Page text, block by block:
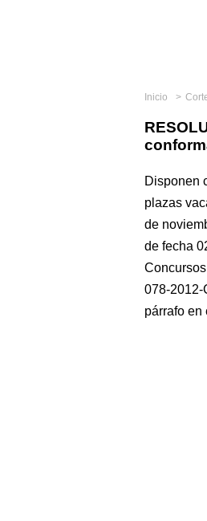
Inicio
Disponen
plazas
de
de fecha
078-2012-
párrafo en